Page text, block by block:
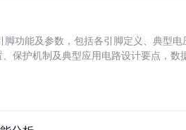
脚功能及参数，包括各引脚定义、典型
保护机制及典型应用电路设计要点，